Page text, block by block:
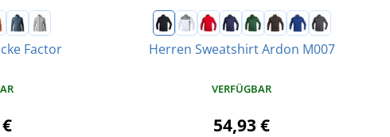
Factor Herren Sweatshirt Ardon M007
VERFÜGBAR
54,93 €